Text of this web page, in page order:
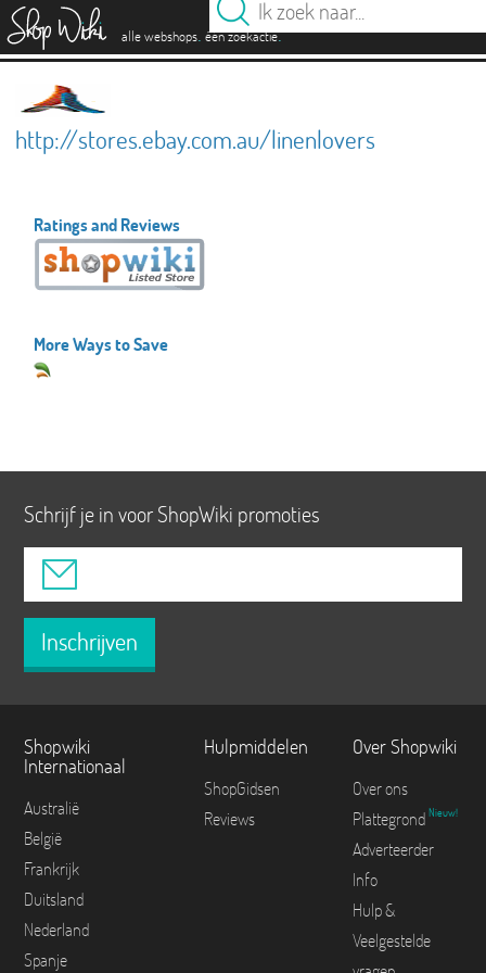
alle webshops. één zoekactie.
http://stores.ebay.com.au/linenlovers
Ratings and Reviews
More Ways to Save
Schrijf je in voor ShopWiki promoties
Inschrijven
Shopwiki
Internationaal
Australië
België
Frankrijk
Duitsland
Nederland
Spanje
Hulpmiddelen
ShopGidsen
Reviews
Over Shopwiki
Over ons
Plattegrond Nieuw!
Adverteerder
Info
Hulp &
Veelgestelde